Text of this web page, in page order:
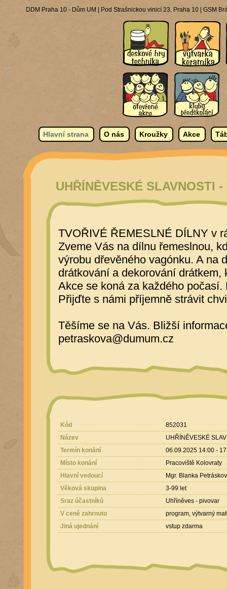
DDM Praha 10 - Dům UM | Pod Strašnickou vinicí 23, Praha 10 | GSM
Hlavní strana O nás Kroužky Akce
UHŘÍNĚVESKÉ
TVOŘIVÉ ŘEMESLNÉ DÍLNY v
Zveme Vás na dílnu řemeslnou,
výrobu dřevěného vagónku. A na
drátkování a dekorování drátkem,
Akce se koná za každého
Přijďte s námi příjemně strávit
Těšíme se na Vás. Bližší
petraskova@dumum.cz
Kód
852031
Název
UHŘÍNĚVESKÉ
Termín konání
06.09.2025 14:00 -
Místo konání
Pracoviště Kolovraty
Hlavní vedoucí
Mgr. Blanka
Věková skupina
3-99 let
Sraz účastníků
Uhříněves - pivovar
V ceně zahrnuto
program, výtvarný
Jiná ujednání
vstup zdarma